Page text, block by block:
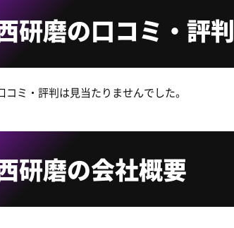
研磨の口コミ・評判
コミ・評判は見当たりませんでした。
研磨の会社概要